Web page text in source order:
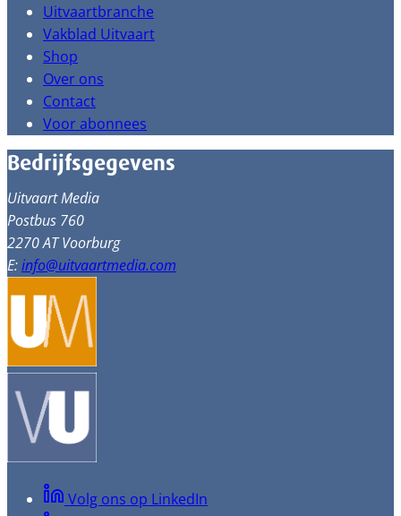
Uitvaartbranche
Vakblad Uitvaart
Shop
Over ons
Contact
Voor abonnees
Bedrijfsgegevens
Uitvaart Media
Postbus 760
2270 AT Voorburg
E:info@uitvaartmedia.com
Volg ons op LinkedIn